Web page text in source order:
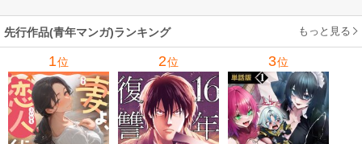
してみた
先行作品(青年マンガ)ランキング もっと見る
1位 2位 3位